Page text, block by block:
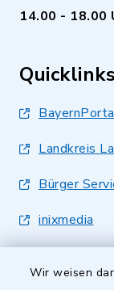
Wir weisen
14.00 - 18.00
Quicklinks
Landkreis
Bürger
inixmedia